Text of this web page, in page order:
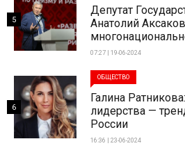
Депутат
Анатолий
07:27 | 19-06-2024
5
ОБЩЕСТВО
Галина
лидерства —
России
16:36 | 23-06-2024
6